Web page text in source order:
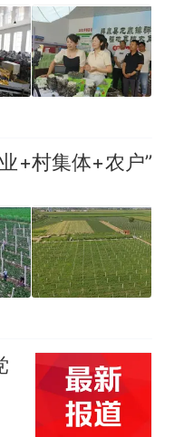
+村集体+农户”